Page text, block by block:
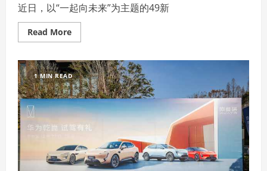
近日，以“一起向未来”为主题的49新
Read MoreRead
more
伙
共
创
铸
未
来
49
新
能
创
始
股
1 MIN READ